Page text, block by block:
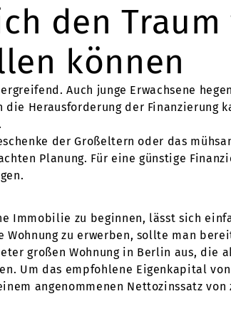
den Traum
können
Auch junge Erwachsene
Herausforderung der Finanzierung
der Großeltern oder das
Planung. Für eine günstige
Immobilie zu beginnen, lässt sich
zu erwerben, sollte man
großen Wohnung in Berlin aus, die
Um das empfohlene Eigenkapital
angenommenen Nettozinssatz